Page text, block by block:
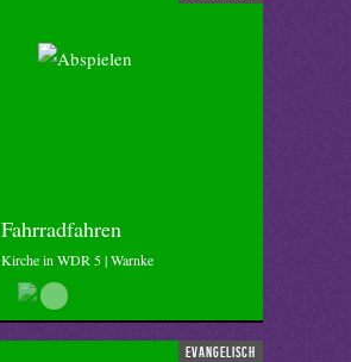
Fahrradfahren
Kirche in WDR 5 | Warnke
evangelisch